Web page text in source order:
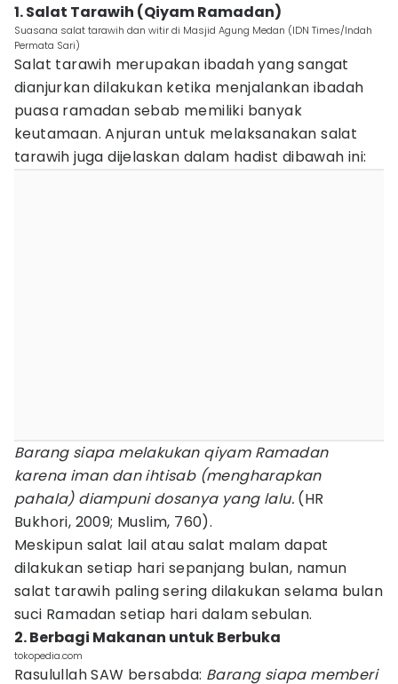
1. Salat Tarawih (Qiyam Ramadan)
Suasana salat tarawih dan witir di Masjid Agung Medan (IDN Times/Indah
Permata Sari)
Salat tarawih merupakan ibadah yang sangat
dianjurkan dilakukan ketika menjalankan ibadah
puasa ramadan sebab memiliki banyak
keutamaan. Anjuran untuk melaksanakan salat
tarawih juga dijelaskan dalam hadist dibawah ini:
Barang siapa melakukan qiyam Ramadan
karena iman dan ihtisab (mengharapkan
pahala) diampuni dosanya yang lalu. (HR
Bukhori, 2009; Muslim, 760).
Meskipun salat lail atau salat malam dapat
dilakukan setiap hari sepanjang bulan, namun
salat tarawih paling sering dilakukan selama bulan
suci Ramadan setiap hari dalam sebulan.
2. Berbagi Makanan untuk Berbuka
tokopedia.com
Rasulullah SAW bersabda: Barang siapa memberi